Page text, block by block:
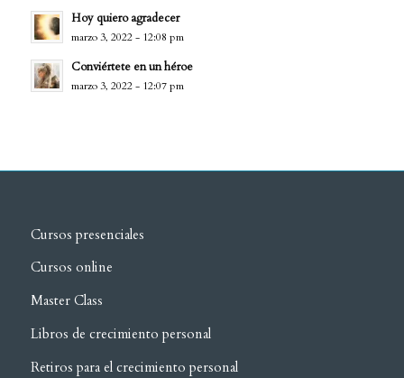
Hoy quiero agradecer
marzo 3, 2022 - 12:08 pm
Conviértete en un héroe
marzo 3, 2022 - 12:07 pm
Cursos presenciales
Cursos online
Master Class
Libros de crecimiento personal
Retiros para el crecimiento personal